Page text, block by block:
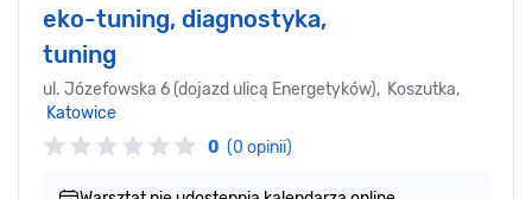
eko-tuning, diagnostyka,
tuning
ul. Józefowska 6 (dojazd ulicą Energetyków), Koszutka,
Katowice
0 (0 opinii)